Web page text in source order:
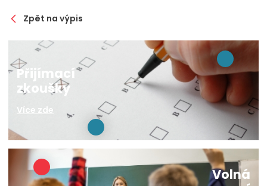
Zpět na výpis
Přijímací
zkoušky
Více zde
Volná